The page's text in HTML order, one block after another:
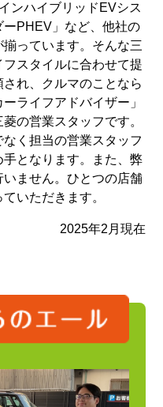
ンハイブリッドEVシス
PHEV」など、他社の
っています。そんな三
スタイルに合わせて提
れ、クルマのことなら
ライフアドバイザー」
の営業スタッフです。
く担当の営業スタッフ
となります。また、弊
ません。ひとつの店舗
いただきます。
2025年2月現在